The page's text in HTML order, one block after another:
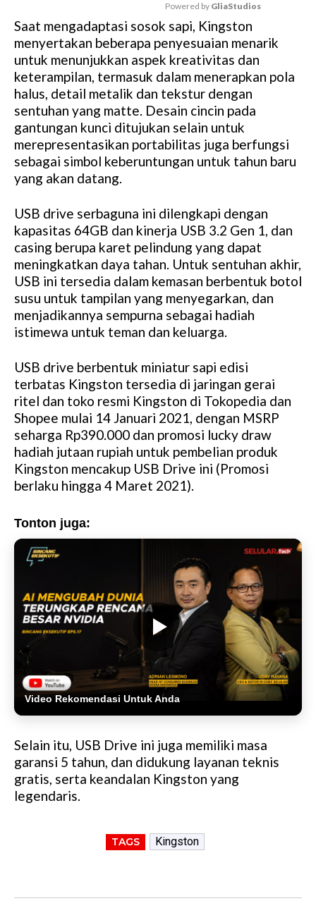
M
u
t
e
Powered by GliaStudios
Saat mengadaptasi sosok sapi, Kingston
menyertakan beberapa penyesuaian menarik
untuk menunjukkan aspek kreativitas dan
keterampilan, termasuk dalam menerapkan pola
halus, detail metalik dan tekstur dengan
sentuhan yang matte. Desain cincin pada
gantungan kunci ditujukan selain untuk
merepresentasikan portabilitas juga berfungsi
sebagai simbol keberuntungan untuk tahun baru
yang akan datang.
USB drive serbaguna ini dilengkapi dengan
kapasitas 64GB dan kinerja USB 3.2 Gen 1, dan
casing berupa karet pelindung yang dapat
meningkatkan daya tahan. Untuk sentuhan akhir,
USB ini tersedia dalam kemasan berbentuk botol
susu untuk tampilan yang menyegarkan, dan
menjadikannya sempurna sebagai hadiah
istimewa untuk teman dan keluarga.
USB drive berbentuk miniatur sapi edisi
terbatas Kingston tersedia di jaringan gerai
ritel dan toko resmi Kingston di Tokopedia dan
Shopee mulai 14 Januari 2021, dengan MSRP
seharga Rp390.000 dan promosi lucky draw
hadiah jutaan rupiah untuk pembelian produk
Kingston mencakup USB Drive ini (Promosi
berlaku hingga 4 Maret 2021).
Tonton juga:
Video Rekomendasi Untuk Anda
Selain itu, USB Drive ini juga memiliki masa
garansi 5 tahun, dan didukung layanan teknis
gratis, serta keandalan Kingston yang
legendaris.
TAGS Kingston